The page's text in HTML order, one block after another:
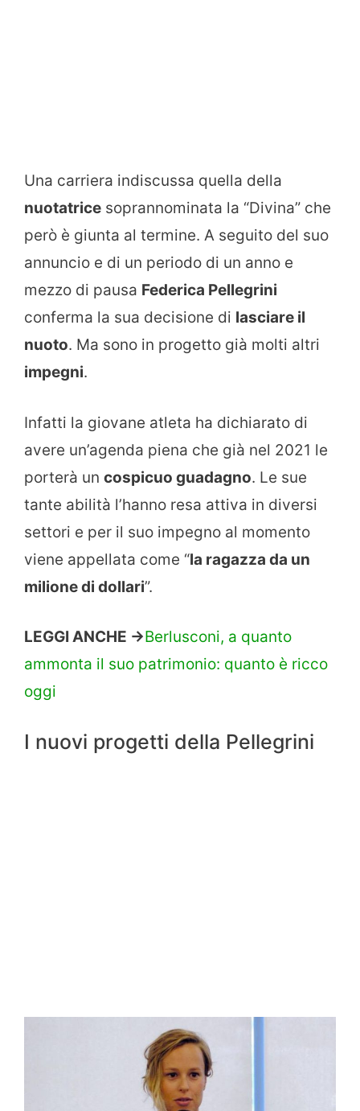
Una carriera indiscussa quella della
nuotatrice soprannominata la “Divina” che
però è giunta al termine. A seguito del suo
annuncio e di un periodo di un anno e
mezzo di pausa Federica Pellegrini
conferma la sua decisione di lasciare il
nuoto. Ma sono in progetto già molti altri
impegni.
Infatti la giovane atleta ha dichiarato di
avere un’agenda piena che già nel 2021 le
porterà un cospicuo guadagno. Le sue
tante abilità l’hanno resa attiva in diversi
settori e per il suo impegno al momento
viene appellata come “la ragazza da un
milione di dollari”.
LEGGI ANCHE ->Berlusconi, a quanto
ammonta il suo patrimonio: quanto è ricco
oggi
I nuovi progetti della Pellegrini